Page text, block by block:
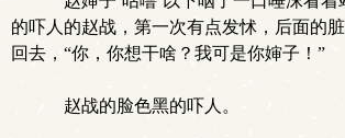
的吓人的赵战，第一次有点发怵，后面的
回去，“你，你想干啥？我可是你婶子！”
赵战的脸色黑的吓人。